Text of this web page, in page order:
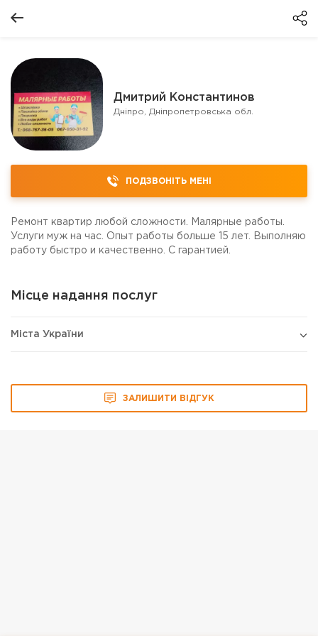
Дмитрий Константинов
Дніпро, Дніпропетровська обл.
ПОДЗВОНІТЬ МЕНІ
Ремонт квартир любой сложности. Малярные работы.
Услуги муж на час. Опыт работы больше 15 лет. Выполняю
работу быстро и качественно. С гарантией.
Місце надання послуг
Міста України
ЗАЛИШИТИ ВІДГУК